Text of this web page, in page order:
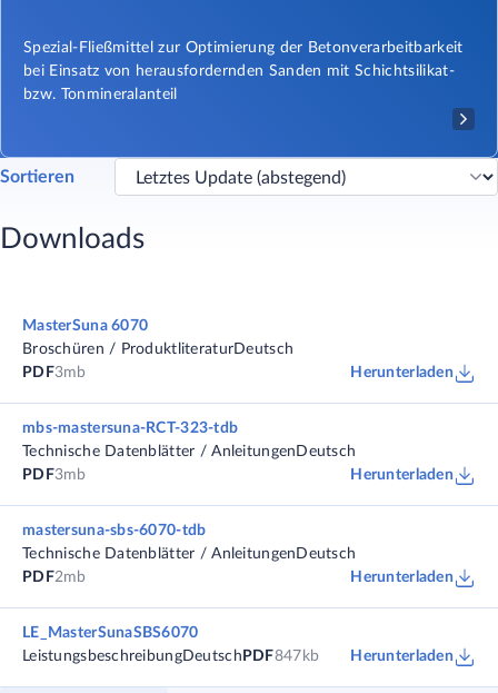
Spezial-Fließmittel zur Optimierung der Betonverarbeitbarkeit
bei Einsatz von herausfordernden Sanden mit Schichtsilikat-
bzw. Tonmineralanteil
Sortieren
Downloads
MasterSuna 6070
Broschüren / ProduktliteraturDeutsch
PDF3mb Herunterladen
mbs-mastersuna-RCT-323-tdb
Technische Datenblätter / Anleitungen Deutsch
PDF3mb Herunterladen
mastersuna-sbs-6070-tdb
Technische Datenblätter / Anleitungen Deutsch
PDF2mb Herunterladen
LE_MasterSunaSBS6070
LeistungsbeschreibungDeutsch PDF847kb Herunterladen